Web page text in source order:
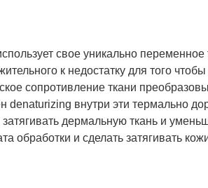
свое уникально
к недостатку для того
сопротивление ткани
внутри эти термально
дермальную ткань и
обработки и сделать затягивать